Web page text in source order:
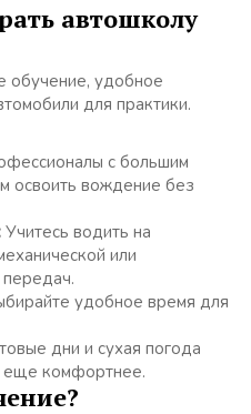
автошколу
обучение, удобное
для практики.
с большим
освоить вождение без
Учитесь водить на
или
удобное время для
дни и сухая погода
еще комфортнее.